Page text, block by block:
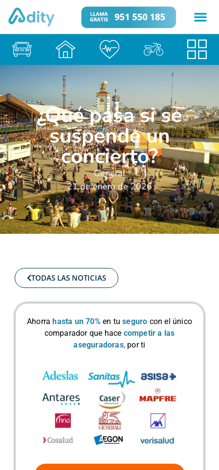
¿Qué pasa si se
suspende un
concierto?
General
21 de enero de 2026
TODAS LAS NOTICIAS
Ahorra hasta un 70% en tuseguro con el único
comparador que hace competir a las
aseguradoras, por ti